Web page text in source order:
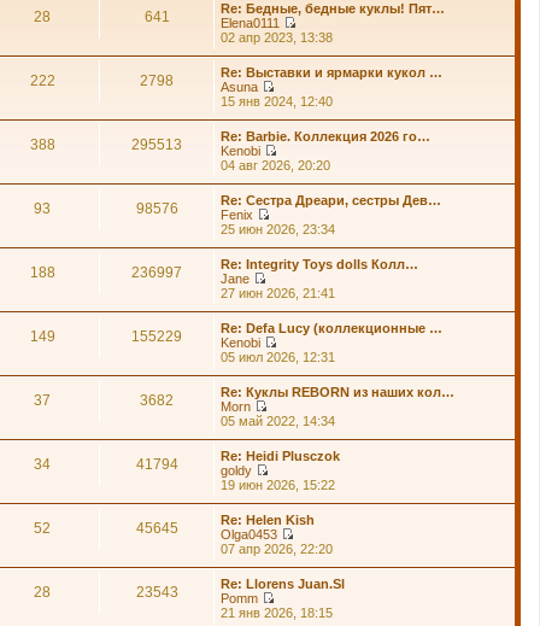
е
й
т
и
к
о
л
е
д
н
е
м
с
о
о
щ
и
28 641
Re: Бедные, бедные куклы! Пят…
Elena0111
П
е
т
и
к
о
л
е
д
н
е
м
с
о
о
б
щ
е
и
02 апр 2023, 13:38
222 2798
Re: Выставки и ярмарки кукол …
Asuna
П
е
й
т
и
к
о
е
д
н
е
м
у
с
о
о
щ
и
15 янв 2024, 12:40
388 295513
Re: Barbie. Коллекция 2026 го…
Kenobi
П
е
т
и
к
о
л
е
д
н
е
м
с
о
о
щ
и
ю
04 авг 2026, 20:20
93 98576
Re: Сестра Дреари, сестры Дев…
Fenix
П
е
т
и
к
п
о
е
д
н
е
м
с
о
о
б
щ
и
ю
25 июн 2026, 23:34
188 236997
Re: Integrity Toys dolls Колл…
Jane
П
е
й
т
и
к
о
л
е
д
н
е
м
у
с
о
о
б
щ
27 июн 2026, 21:41
149 155229
Re: Defa Lucy (коллекционные …
Kenobi
П
е
т
и
к
о
е
д
н
е
м
с
05 июл 2026, 12:31
37 3682
Re: Куклы REBORN из наших кол…
Morn
П
е
т
и
к
п
о
е
д
н
05 май 2022, 14:34
34 41794
Re: Heidi Plusczok
goldy
П
е
й
т
и
к
п
о
19 июн 2026, 15:22
52 45645
Re: Helen Kish
Olga0453
П
е
е
т
07 апр 2026, 22:20
28 23543
Re: Llorens Juan.Sl
Pomm
П
21 янв 2026, 18:15